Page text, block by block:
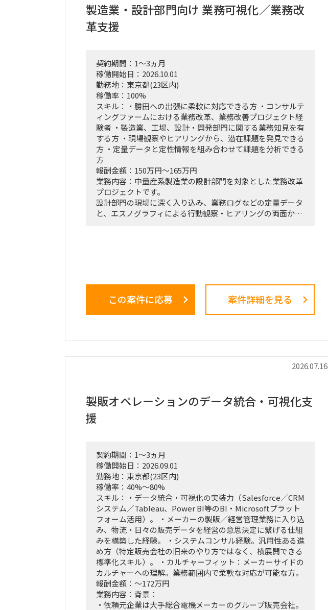
製造業・設計部門向け 業務可視化／業務改
革支援
契約期間：1～3ヵ月
稼働開始日：2026.10.01
勤務地：東京都(23区内)
稼働率：100%
スキル：・勝田への出張に柔軟に対応できる方 ・コンサルテ
ィングファームにおける業務改革、業務改善プロジェクト経
験者 ・製造業、工場、設計・開発部門に関する業務知見を有
する方 ・現場観察やヒアリングから、潜在課題を発見できる
方 ・定量データと定性情報を組み合わせて課題を分析できる
方
報酬金額：150万円～165万円
業務内容：中量産系製造業の設計部門を対象とした業務改革
プロジェクトです。
設計部門の現場に深く入り込み、業務ログなどの定量データ
と、エスノグラフィによる行動観察・ヒアリングの両面か
■業務内容
・業務ログ取得・分析を行うメーカーとの連携およびディレ
・現場担当者へのヒアリングおよび顕在・潜在課題の整理
・幹部層への中間報告、最終報告資料の作成およびプレゼン
テーション
・調査・分析結果の構造化および資料化
・費用対効果の試算、ロードマップ策定
・下位メンバーのリードおよびタスク管理
・幹部層向け報告資料の作成、プレゼンテーション支援
■契約条件
・参画期間：2026年10月1日～2026年12月28日
または2027年1月31日まで
・稼働率：100％想定
■勤務地・働き方
・出張先：茨城県ひたちなか市・勝田駅周辺
・勝田への訪問頻度は週によって変動
・訪問が発生しない週もある一方、プロジェクト中盤は週3
～4日程度の出張が発生する可能性あり
この案件に応募 案件詳細を見る
2026.07.16
製販オペレーションのデータ統合・可視化支
援
契約期間：1～3ヵ月
稼働開始日：2026.09.01
勤務地：東京都(23区内)
稼働率：40%～80%
スキル：・データ統合・可視化の実装力（Salesforce／CRM
システム／Tableau、Power BI等のBI・Microsoftプラット
フォーム活用）。 ・メーカーの製販／経営管理業務に入り込
み、物流・日々の販売データを経営の意思決定に繋げる仕組
みを構築した経験。 ・システムコンサル経験。汎用性ある進
め方（特定販売会社の旧来のやり方ではなく、横展開できる
標準化スキル）。 ・カルチャーフィット：メーカーサイドの
カルチャーへの理解。業務範囲内で柔軟な対応が可能な方。
報酬金額：～172万円
業務内容：背景：
・依頼元企業は大手総合電機メーカーのグループ販売会社。